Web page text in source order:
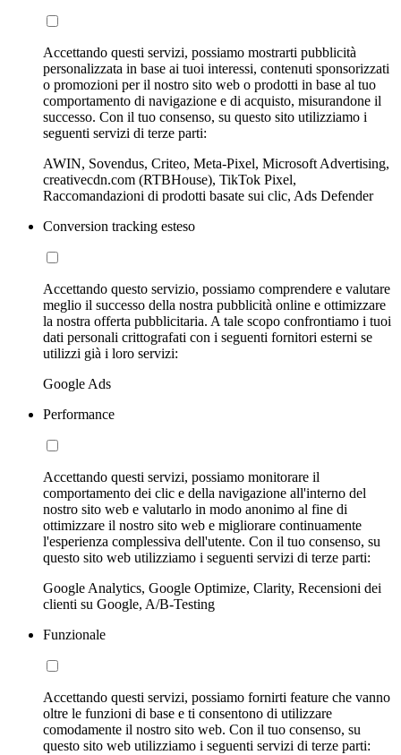
Accettando questi servizi, possiamo mostrarti pubblicità
personalizzata in base ai tuoi interessi, contenuti sponsorizzati
o promozioni per il nostro sito web o prodotti in base al tuo
comportamento di navigazione e di acquisto, misurandone il
successo. Con il tuo consenso, su questo sito utilizziamo i
seguenti servizi di terze parti:
AWIN, Sovendus, Criteo, Meta-Pixel, Microsoft Advertising,
creativecdn.com (RTBHouse), TikTok Pixel,
Raccomandazioni di prodotti basate sui clic, Ads Defender
Conversion tracking esteso
Accettando questo servizio, possiamo comprendere e valutare
meglio il successo della nostra pubblicità online e ottimizzare
la nostra offerta pubblicitaria. A tale scopo confrontiamo i tuoi
dati personali crittografati con i seguenti fornitori esterni se
utilizzi già i loro servizi:
Google Ads
Performance
Accettando questi servizi, possiamo monitorare il
comportamento dei clic e della navigazione all'interno del
nostro sito web e valutarlo in modo anonimo al fine di
ottimizzare il nostro sito web e migliorare continuamente
l'esperienza complessiva dell'utente. Con il tuo consenso, su
questo sito web utilizziamo i seguenti servizi di terze parti:
Google Analytics, Google Optimize, Clarity, Recensioni dei
clienti su Google, A/B-Testing
Funzionale
Accettando questi servizi, possiamo fornirti feature che vanno
oltre le funzioni di base e ti consentono di utilizzare
comodamente il nostro sito web. Con il tuo consenso, su
questo sito web utilizziamo i seguenti servizi di terze parti: